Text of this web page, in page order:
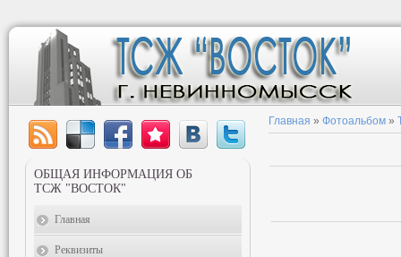
Главная » Фотоальбом »
ОБЩАЯ ИНФОРМАЦИЯ ОБ
ТСЖ "ВОСТОК"
Главная
Реквизиты